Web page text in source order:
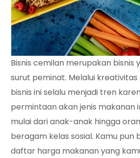
Bisnis cemilan merupakan bisnis
surut peminat. Melalui
bisnis ini selalu menjadi tren
permintaan akan jenis makanan
mulai dari anak-anak hingga
beragam kelas sosial. Kamu pun
daftar harga makanan yang